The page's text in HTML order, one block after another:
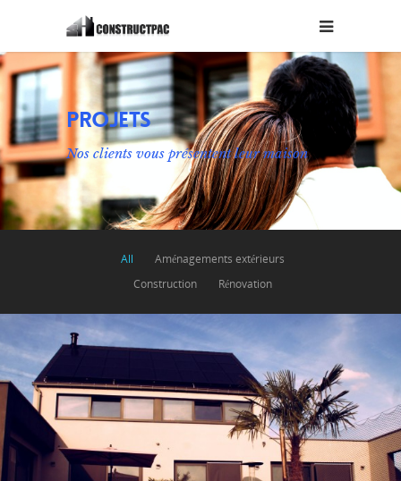
PROJETS
Nos clients vous présentent leur maison
All
Aménagements extérieurs
Construction
Rénovation